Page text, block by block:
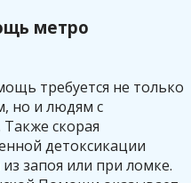
метро
требуется не только
но и людям с
скорая
детоксикации
запоя или при ломке.